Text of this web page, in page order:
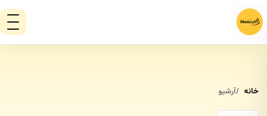
خانه آرشیو